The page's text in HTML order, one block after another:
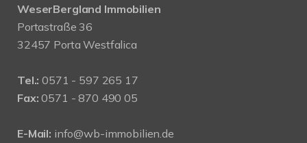
WeserBergland Immobilien
Portastraße 36
32457 Porta Westfalica
Tel.: 0571 - 597 265 17
Fax: 0571 - 870 490 05
E-Mail: info@wb-immobilien.de